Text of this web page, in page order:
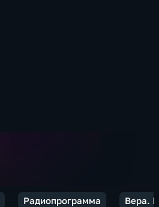
Радиопрограмма Вера.